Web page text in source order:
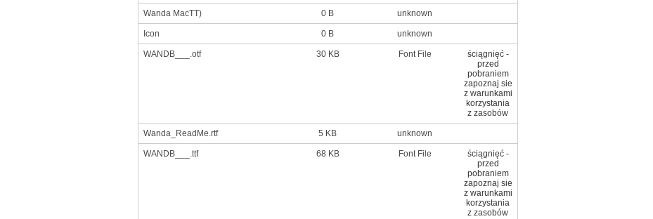
Wanda MacTT) 0 B unknown
Icon 0 B unknown
WANDB___.otf 30 KB Font File
ściągnięć -
przed
pobraniem
zapoznaj sie
z warunkami
korzystania
z zasobów
Wanda_ReadMe.rtf 5 KB unknown
WANDB___.ttf 68 KB Font File
ściągnięć -
przed
pobraniem
zapoznaj sie
z warunkami
korzystania
z zasobów